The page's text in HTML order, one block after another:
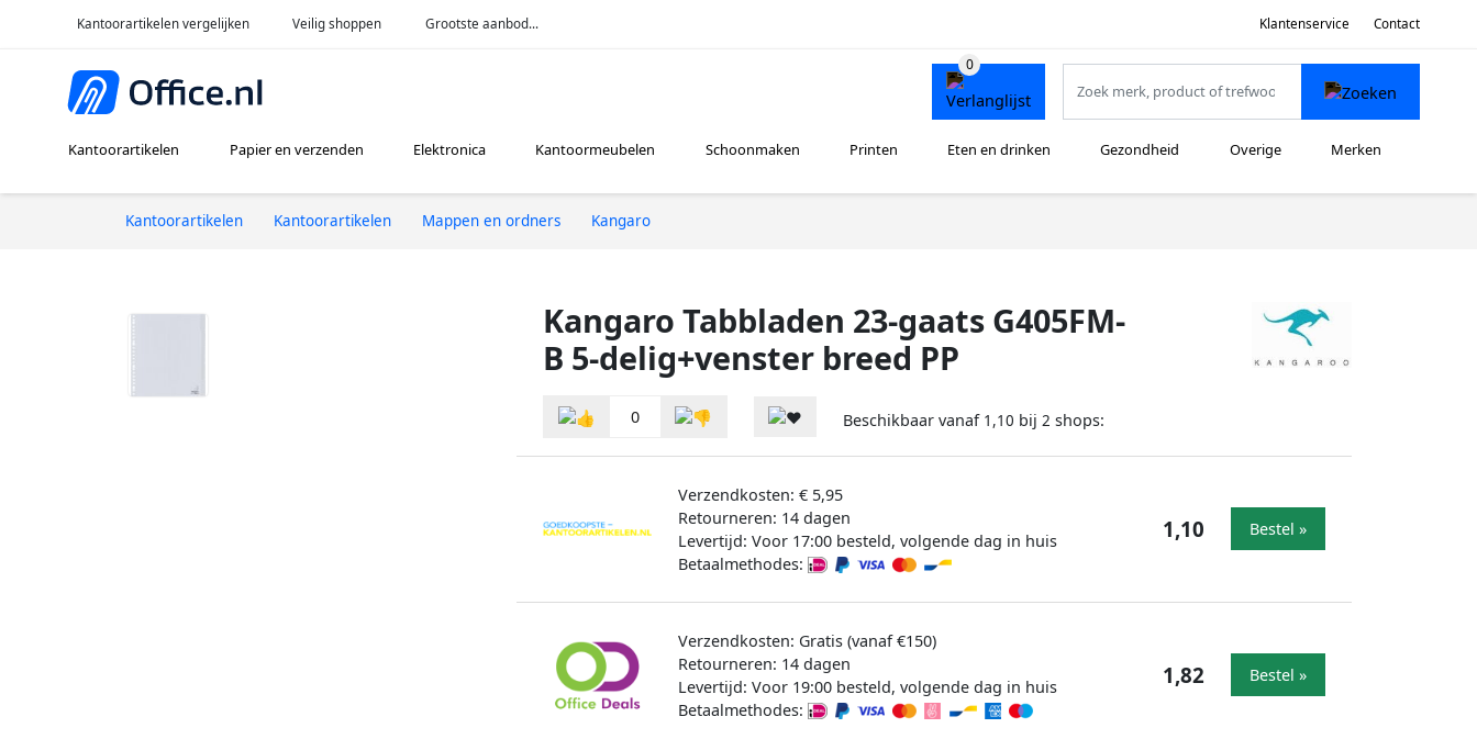
Kantoorartikelen vergelijken Veilig shoppen Grootste aanbod... Klantenservice Contact
Kantoorartikelen Papier en verzenden Elektronica Kantoormeubelen Schoonmaken Printen Eten en drinken Gezondheid Overige Merken
Kantoorartikelen Kantoorartikelen Mappen en ordners Kangaro
Kangaro Tabbladen 23-gaats G405FM-
B 5-delig+venster breed PP
0 Beschikbaar vanaf 1,10 bij 2 shops:
Verzendkosten: € 5,95
Retourneren: 14 dagen
Levertijd: Voor 17:00 besteld, volgende dag in huis
Betaalmethodes:
1,10 Bestel »
Verzendkosten: Gratis (vanaf €150)
Retourneren: 14 dagen
Levertijd: Voor 19:00 besteld, volgende dag in huis
Betaalmethodes:
1,82 Bestel »